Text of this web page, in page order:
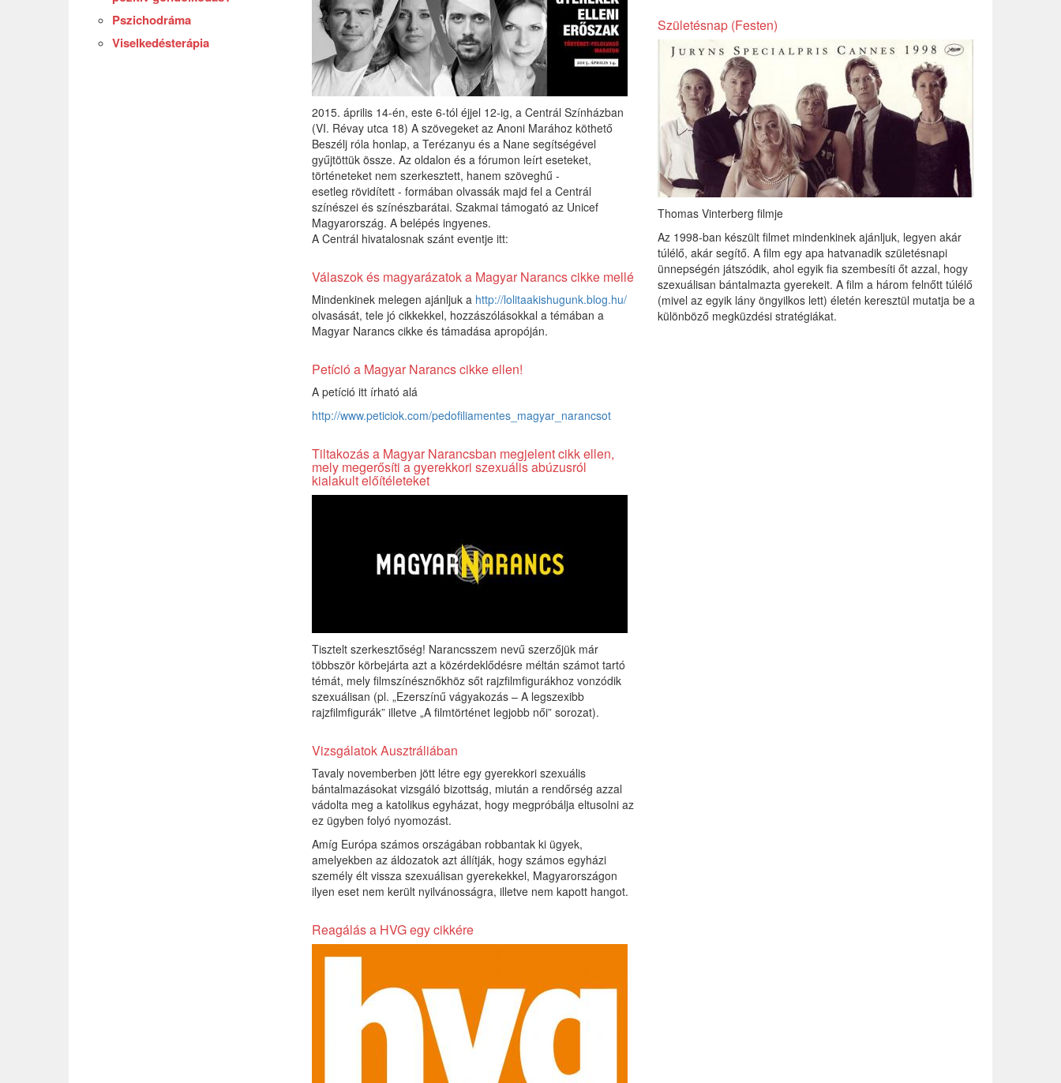
Pszichodráma
Viselkedésterápia
2015. április 14-én, este 6-tól éjjel 12-ig, a Centrál Színházban
(VI. Révay utca 18) A szövegeket az Anoni Marához köthető
Beszélj róla honlap, a Terézanyu és a Nane segítségével
gyűjtöttük össze. Az oldalon és a fórumon leírt eseteket,
történeteket nem szerkesztett, hanem szöveghű -
esetleg rövidített - formában olvassák majd fel a Centrál
színészei és színészbarátai. Szakmai támogató az Unicef
Magyarország. A belépés ingyenes.
A Centrál hivatalosnak szánt eventje itt:
Válaszok és magyarázatok a Magyar Narancs cikke mellé
Mindenkinek melegen ajánljuk a http://lolitaakishugunk.blog.hu/
olvasását, tele jó cikkekkel, hozzászólásokkal a témában a
Magyar Narancs cikke és támadása apropóján.
Petíció a Magyar Narancs cikke ellen!
A petíció itt írható alá
http://www.peticiok.com/pedofiliamentes_magyar_narancsot
Tiltakozás a Magyar Narancsban megjelent cikk ellen,
mely megerősíti a gyerekkori szexuális abúzusról
kialakult előítéleteket
Tisztelt szerkesztőség! Narancsszem nevű szerzőjük már
többször körbejárta azt a közérdeklődésre méltán számot tartó
témát, mely filmszínésznőkhöz sőt rajzfilmfigurákhoz vonzódik
szexuálisan (pl. „Ezerszínű vágyakozás – A legszexibb
rajzfilmfigurák” illetve „A filmtörténet legjobb női” sorozat).
Vizsgálatok Ausztráliában
Tavaly novemberben jött létre egy gyerekkori szexuális
bántalmazásokat vizsgáló bizottság, miután a rendőrség azzal
vádolta meg a katolikus egyházat, hogy megpróbálja eltusolni az
ez ügyben folyó nyomozást.
Amíg Európa számos országában robbantak ki ügyek,
amelyekben az áldozatok azt állítják, hogy számos egyházi
személy élt vissza szexuálisan gyerekekkel, Magyarországon
ilyen eset nem került nyilvánosságra, illetve nem kapott hangot.
Reagálás a HVG egy cikkére
Születésnap (Festen)
Thomas Vinterberg filmje
Az 1998-ban készült filmet mindenkinek ajánljuk, legyen akár
túlélő, akár segítő. A film egy apa hatvanadik születésnapi
ünnepségén játszódik, ahol egyik fia szembesíti őt azzal, hogy
szexuálisan bántalmazta gyerekeit. A film a három felnőtt túlélő
(mivel az egyik lány öngyilkos lett) életén keresztül mutatja be a
különböző megküzdési stratégiákat.